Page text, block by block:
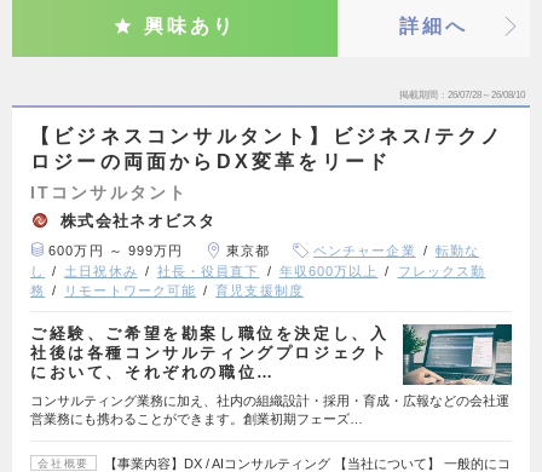
興味あり 詳細へ
掲載期間 26/07/28～26/08/10
【ビジネスコンサルタント】ビジネス/テクノ
ロジーの両面からDX変革をリード
ITコンサルタント
株式会社ネオビスタ
600万円 ～ 999万円 東京都 ベンチャー企業
転勤な
し
土日祝休み 社長・役員直下 年収600万以上
フレックス勤
務
リモートワーク可能 育児支援制度
ご経験、ご希望を勘案し職位を決定し、入
社後は各種コンサルティングプロジェクト
において、それぞれの職位…
コンサルティング業務に加え、社内の組織設計・採用・育成・広報などの会社運
営業務にも携わることができます。創業初期フェーズ…
会社概要
【事業内容】DX / AIコンサルティング 【当社について】 一般的にコ